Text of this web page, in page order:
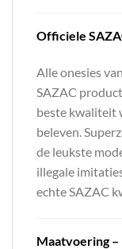
Officiele
Alle onesies
SAZAC
beste kwaliteit
beleven.
de leukste
illegale
echte SAZAC
Maatvoering –